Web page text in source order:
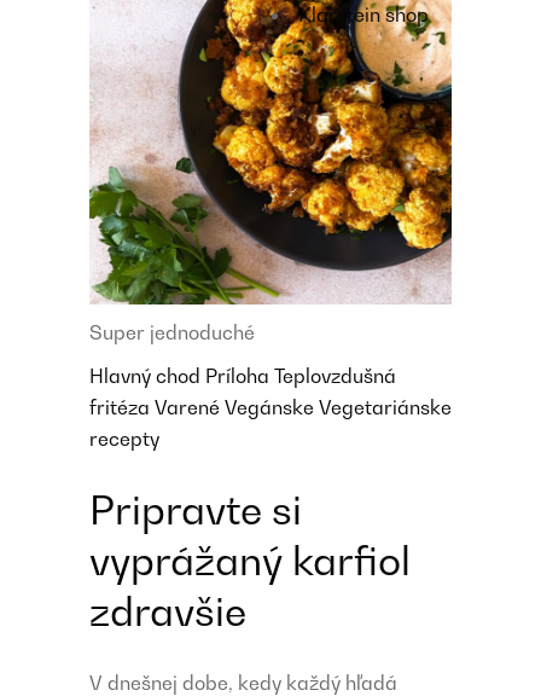
Klarstein shop
Super jednoduché
Hlavný chod Príloha Teplovzdušná
fritéza Varené Vegánske Vegetariánske
recepty
Pripravte si
vyprážaný karfiol
zdravšie
V dnešnej dobe, kedy každý hľadá